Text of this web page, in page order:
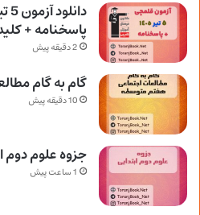
پاسخنامه +
2 دقیقه پیش
گام به گام
10 دقیقه پیش
جزوه علوم دوم
1 ساعت پیش